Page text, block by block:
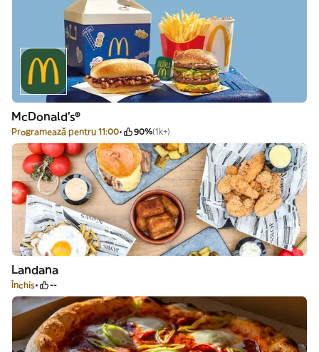
McDonald's®
Programează pentru 11:00 90%(1k+)
Landana
Închis --